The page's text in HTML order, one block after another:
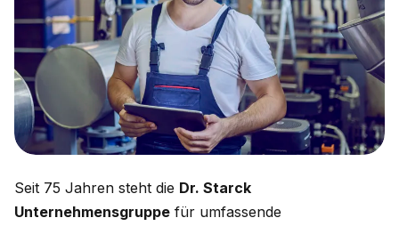
Seit 75 Jahren steht die Dr. Starck
Unternehmensgruppe für umfassende